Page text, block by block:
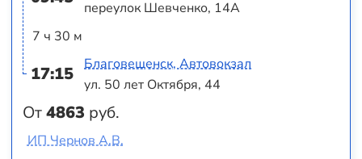
7 ч 30 м
17:15
От4863 руб.
переулок Шевченко, 14А
Благовещенск, Автовокзал
ул. 50 лет Октября, 44
ИП Чернов А.В.